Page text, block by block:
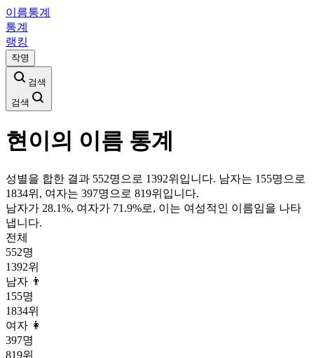
이름통계
통계
랭킹
작명
검색
검색
현이의 이름 통계
성별을 합한 결과 552명으로 1392위입니다. 남자는 155명으로
1834위, 여자는 397명으로 819위입니다.
남자가 28.1%, 여자가 71.9%로, 이는 여성적인 이름임을 나타
냅니다.
전체
552명
1392위
남자 👨
155명
1834위
여자 👩
397명
819위